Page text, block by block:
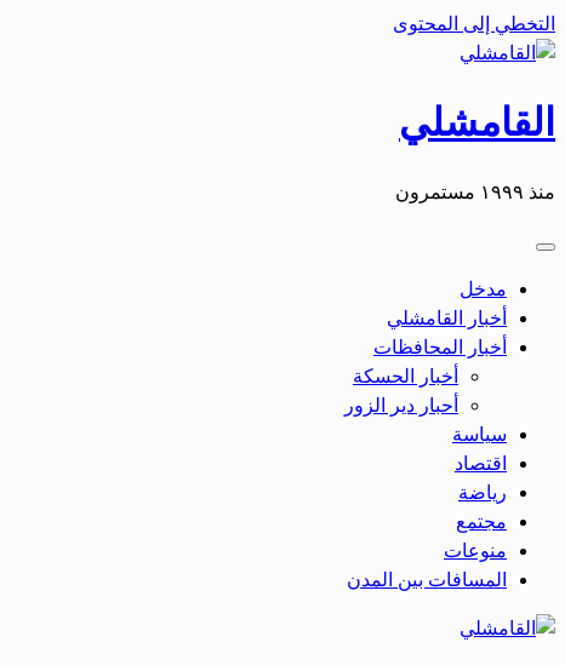
التخطي إلى المحتوى
القامشلي
منذ ١٩٩٩ مستمرون
مدخل
أخبار القامشلي
أخبار المحافظات
أخبار الحسكة
أحبار دير الزور
سياسة
اقتصاد
رياضة
مجتمع
منوعات
المسافات بين المدن